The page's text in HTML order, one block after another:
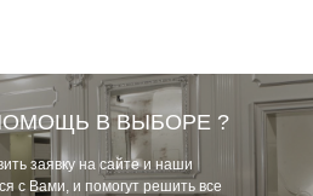
В ВЫБОРЕ ?
заявку на сайте и наши
с Вами, и помогут решить все